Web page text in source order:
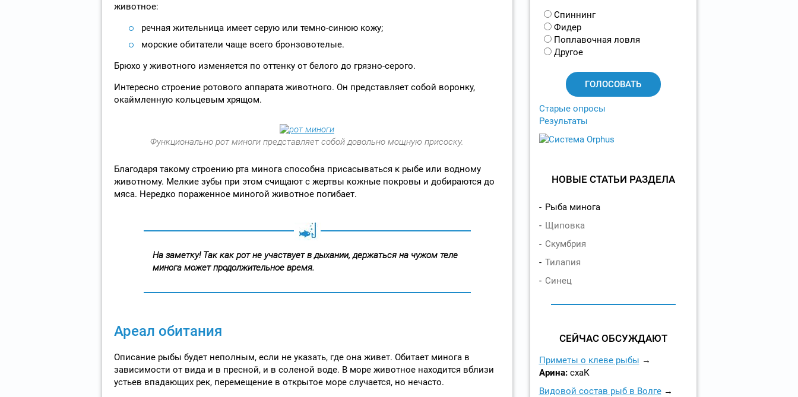
животное:
речная жительница имеет серую или темно-синюю кожу;
морские обитатели чаще всего бронзовотелые.
Брюхо у животного изменяется по оттенку от белого до грязно-серого.
Интересно строение ротового аппарата животного. Он представляет собой воронку,
окаймленную кольцевым хрящом.
Функционально рот миноги представляет собой довольно мощную присоску.
Благодаря такому строению рта минога способна присасываться к рыбе или водному
животному. Мелкие зубы при этом счищают с жертвы кожные покровы и добираются до
мяса. Нередко пораженное миногой животное погибает.
На заметку! Так как рот не участвует в дыхании, держаться на чужом теле
минога может продолжительное время.
Ареал обитания
Описание рыбы будет неполным, если не указать, где она живет. Обитает минога в
зависимости от вида и в пресной, и в соленой воде. В море животное находится вблизи
устьев впадающих рек, перемещение в открытое море случается, но нечасто.
В
а
р
и
Спиннинг
Фидер
Поплавочная ловля
Другое
Старые опросы
Результаты
НОВЫЕ СТАТЬИ РАЗДЕЛА
Рыба минога
Щиповка
Скумбрия
Тилапия
Синец
СЕЙЧАС ОБСУЖДАЮТ
Приметы о клеве рыбы
Арина: схаК
Видовой состав рыб в Волге